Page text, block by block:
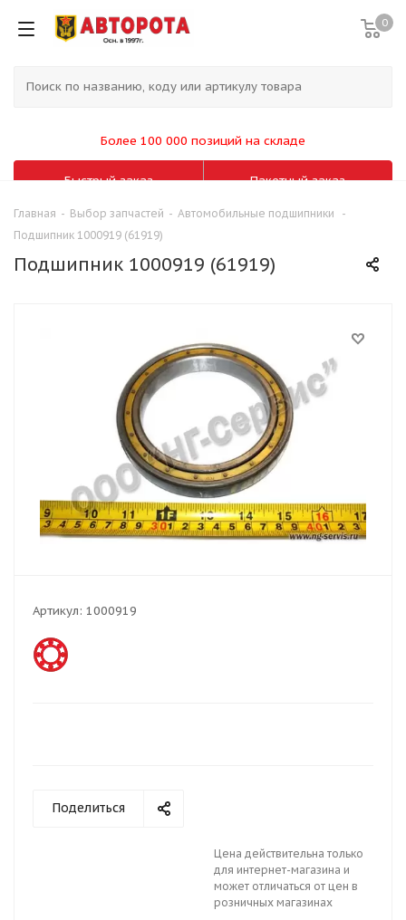
0
Более 100 000 позиций на складе
Быстрый заказ Пакетный заказ
Главная - Выбор запчастей - Автомобильные подшипники
-
Подшипник 1000919 (61919)
Подшипник 1000919 (61919)
Артикул: 1000919
Поделиться
Цена действительна только
для интернет-магазина и
может отличаться от цен в
розничных магазинах